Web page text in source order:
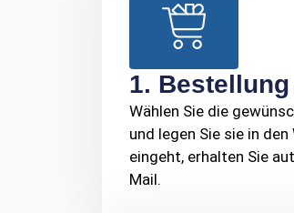
1.
Wählen Sie die
und legen Sie sie in
eingeht, erhalten Sie
Mail.